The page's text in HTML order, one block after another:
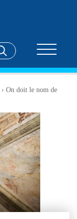
› On doit le nom de